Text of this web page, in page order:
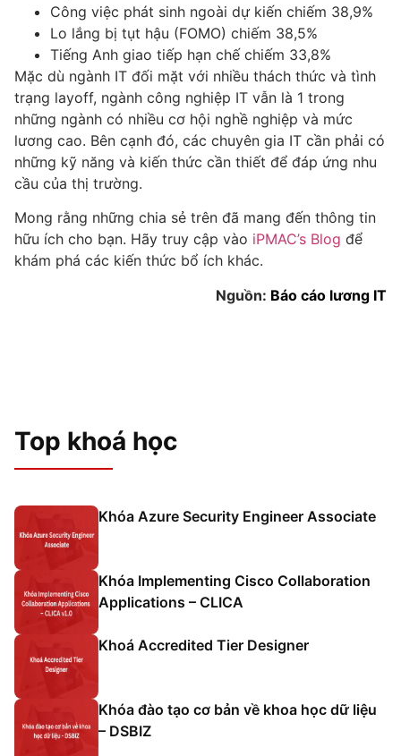
Công việc phát sinh ngoài dự kiến chiếm 38,9%
Lo lắng bị tụt hậu (FOMO) chiếm 38,5%
Tiếng Anh giao tiếp hạn chế chiếm 33,8%
Mặc dù ngành IT đối mặt với nhiều thách thức và tình
trạng layoff, ngành công nghiệp IT vẫn là 1 trong
những ngành có nhiều cơ hội nghề nghiệp và mức
lương cao. Bên cạnh đó, các chuyên gia IT cần phải có
những kỹ năng và kiến thức cần thiết để đáp ứng nhu
cầu của thị trường.
Mong rằng những chia sẻ trên đã mang đến thông tin
hữu ích cho bạn. Hãy truy cập vào iPMAC’s Blog để
khám phá các kiến thức bổ ích khác.
Nguồn: Báo cáo lương IT
Top khoá học
Khóa Azure Security Engineer Associate
Khóa Implementing Cisco Collaboration
Applications – CLICA
Khoá Accredited Tier Designer
Khóa đào tạo cơ bản về khoa học dữ liệu
– DSBIZ